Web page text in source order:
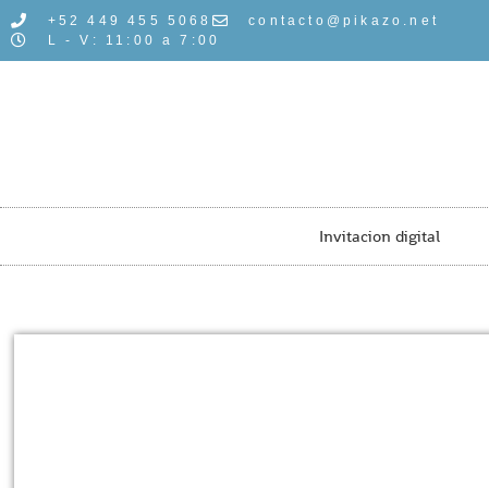
+52 449 455 5068
contacto@pikazo.net
L - V: 11:00 a 7:00
Invitacion digital